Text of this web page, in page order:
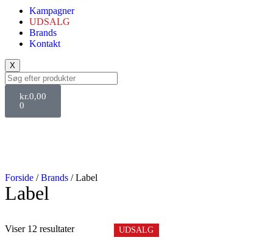
Kampagner
UDSALG
Brands
Kontakt
X
kr.0,00
0
Forside /Brands / Label
Label
Viser 12 resultater UDSALG